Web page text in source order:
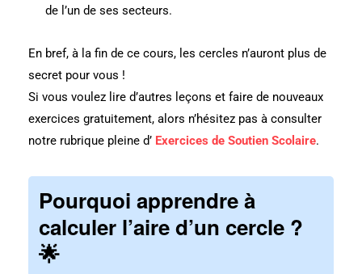
de l’un de ses secteurs.
En bref, à la fin de ce cours, les cercles n’auront plus de
secret pour vous !
Si vous voulez lire d’autres leçons et faire de nouveaux
exercices gratuitement, alors n’hésitez pas à consulter
notre rubrique pleine d’ Exercices de Soutien Scolaire.
Pourquoi apprendre à
calculer l’aire d’un cercle ?
🌟